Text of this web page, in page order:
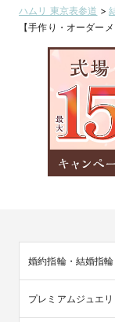
ハムリ 東京表参道 >
【手作り・オーダーメ
婚約指輪・結婚指輪
プレミアムジュエ